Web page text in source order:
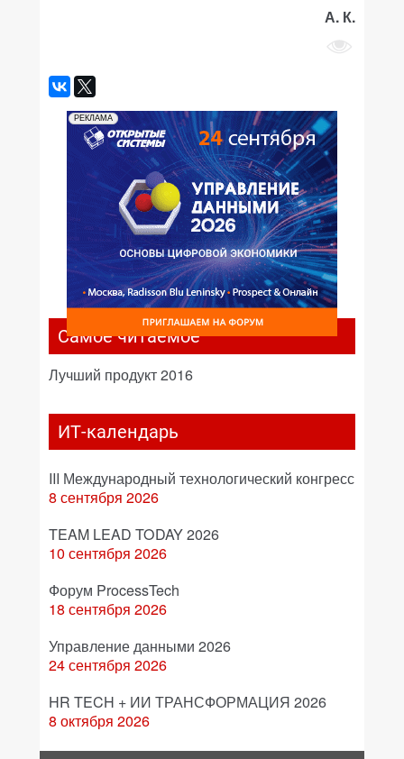
А. К.
РЕКЛАМА
Самое читаемое
Лучший продукт 2016
ИТ-календарь
III Международный технологический конгресс
8 сентября 2026
TEAM LEAD TODAY 2026
10 сентября 2026
Форум ProcessTech
18 сентября 2026
Управление данными 2026
24 сентября 2026
HR TECH + ИИ ТРАНСФОРМАЦИЯ 2026
8 октября 2026